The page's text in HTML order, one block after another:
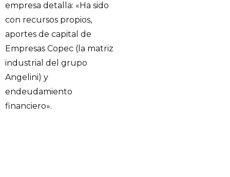
empresa detalla: «Ha sido
con recursos propios,
aportes de capital de
Empresas Copec (la matriz
industrial del grupo
Angelini) y
endeudamiento
financiero».